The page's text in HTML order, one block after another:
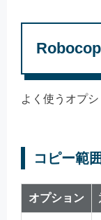
よく使うオプ
コピー範
オプション